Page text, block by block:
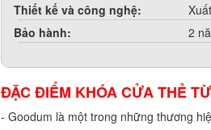
Thiết kế và công nghệ:
Bảo hành:
2
ĐẶC ĐIỂM KHÓA CỬA THẺ
- Goodum là một trong những thương